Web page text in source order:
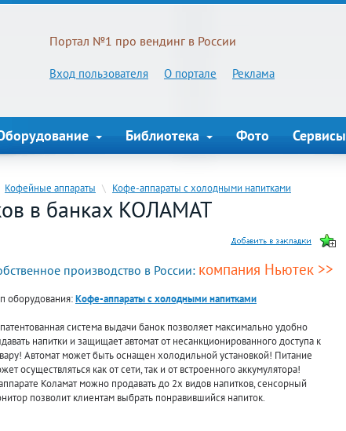
Портал №1 про вендинг в России
Вход пользователя О портале Реклама
Библиотека Фото Сервисы
Кофейные аппараты \ Кофе-аппараты с холодными напитками
в банках КОЛАМАТ
производство в России: компания Ньютек >>
оборудования:Кофе-аппараты с холодными напитками
система выдачи банок позволяет максимально удобно
напитки и защищает автомат от несанкционированного доступа к
Автомат может быть оснащен холодильной установкой! Питание
осуществляться как от сети, так и от встроенного аккумулятора!
Коламат можно продавать до 2х видов напитков, сенсорный
позволит клиентам выбрать понравившийся напиток.